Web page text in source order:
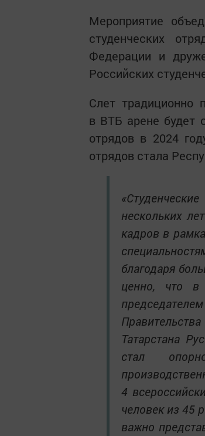
Мероприятие
студенческих
Федерации и
Российских
Слет традиционно
в ВТБ арене будет
отрядов в 2024
отрядов стала
нескольких
кадров в
благодаря
ценно, что в
Татарстана
стал
4
человек из 45
важно